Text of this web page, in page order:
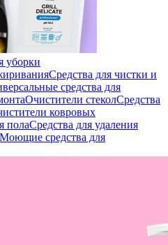
уборки
Средства для чистки и
средства для
Очистители стеколСредства
ковровых
полаСредства для удаления
Моющие средства для